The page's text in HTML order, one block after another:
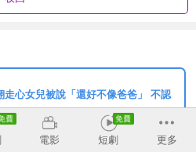
走心女兒被說「還好不像爸爸」 不認
傻瓜曝：有父親的威嚴！
電影 短劇 更多